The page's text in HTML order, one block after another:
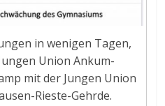
in wenigen Tagen,
Union Ankum-
mit der Jungen Union
Rieste-Gehrde.